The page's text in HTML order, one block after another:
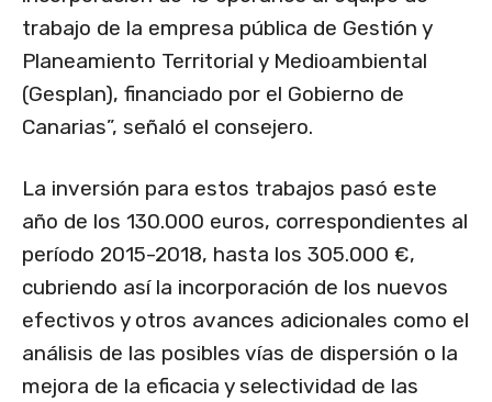
trabajo de la empresa pública de Gestión y
Planeamiento Territorial y Medioambiental
(Gesplan), financiado por el Gobierno de
Canarias”, señaló el consejero.
La inversión para estos trabajos pasó este
año de los 130.000 euros, correspondientes al
período 2015-2018, hasta los 305.000 €,
cubriendo así la incorporación de los nuevos
efectivos y otros avances adicionales como el
análisis de las posibles vías de dispersión o la
mejora de la eficacia y selectividad de las